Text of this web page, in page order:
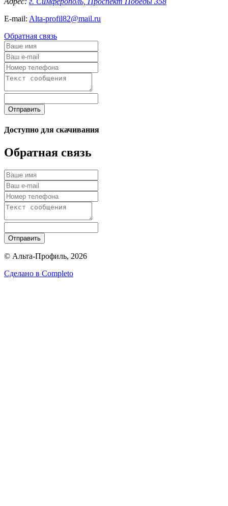
E-mail: Alta-profil82@mail.ru
Обратная связь
Отправить
Доступно для скачивания
Обратная связь
Отправить
© Альта-Профиль, 2026
Сделано в Completo